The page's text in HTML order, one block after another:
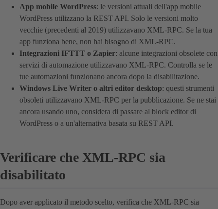
App mobile WordPress: le versioni attuali dell'app mobile
WordPress utilizzano la REST API. Solo le versioni molto
vecchie (precedenti al 2019) utilizzavano XML-RPC. Se la tua
app funziona bene, non hai bisogno di XML-RPC.
Integrazioni IFTTT o Zapier: alcune integrazioni obsolete con
servizi di automazione utilizzavano XML-RPC. Controlla se le
tue automazioni funzionano ancora dopo la disabilitazione.
Windows Live Writer o altri editor desktop: questi strumenti
obsoleti utilizzavano XML-RPC per la pubblicazione. Se ne stai
ancora usando uno, considera di passare al block editor di
WordPress o a un'alternativa basata su REST API.
Verificare che XML-RPC sia
disabilitato
Dopo aver applicato il metodo scelto, verifica che XML-RPC sia